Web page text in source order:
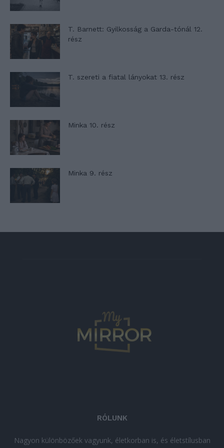
T. Barnett: Gyilkosság a Garda-tónál 12.
rész
T. szereti a fiatal lányokat 13. rész
Minka 10. rész
Minka 9. rész
RÓLUNK
Nagyon különbözőek vagyunk, életkorban is, és életstílusban